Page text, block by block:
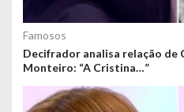
Famosos
Decifrador analisa relação de
Monteiro: “A Cristina…”